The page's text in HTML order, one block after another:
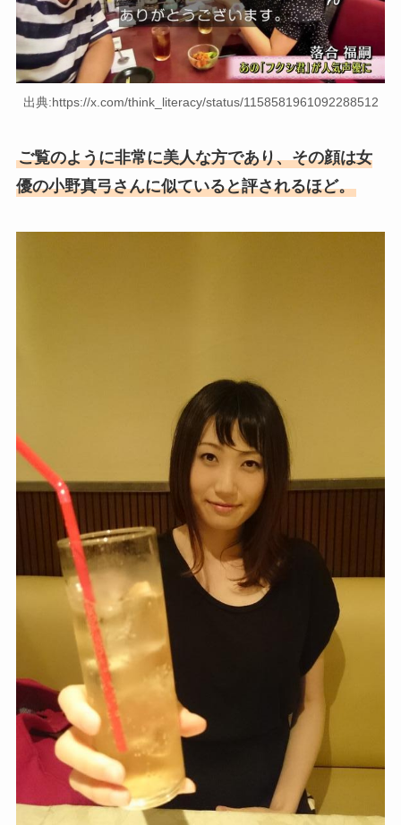
出典:https://x.com/think_literacy/status/1158581961092288512
ご覧のように非常に美人な方であり、その顔は女
優の小野真弓さんに似ていると評されるほど。